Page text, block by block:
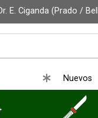
E. Ciganda (Prado /
Nuevos